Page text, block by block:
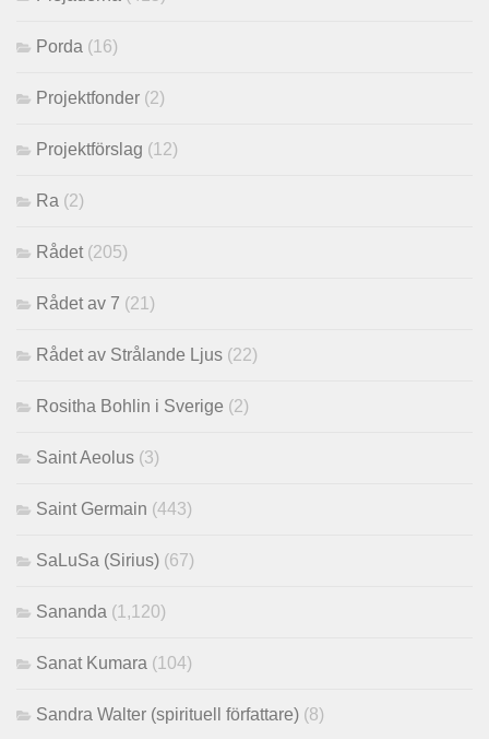
Porda (16)
Projektfonder (2)
Projektförslag (12)
Ra (2)
Rådet (205)
Rådet av 7 (21)
Rådet av Strålande Ljus (22)
Rositha Bohlin i Sverige (2)
Saint Aeolus (3)
Saint Germain (443)
SaLuSa (Sirius) (67)
Sananda (1,120)
Sanat Kumara (104)
Sandra Walter (spirituell författare) (8)